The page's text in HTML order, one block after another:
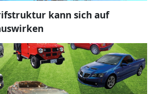
kann sich auf